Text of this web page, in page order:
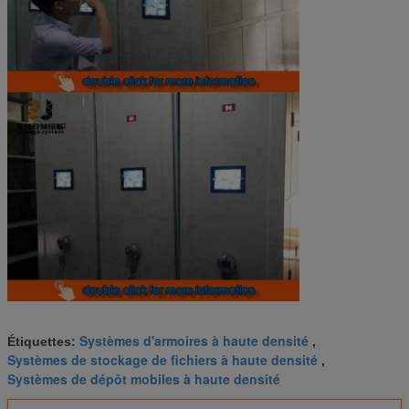
Étiquettes: Systèmes d'armoires à haute densité ,
Systèmes de stockage de fichiers à haute densité ,
Systèmes de dépôt mobiles à haute densité